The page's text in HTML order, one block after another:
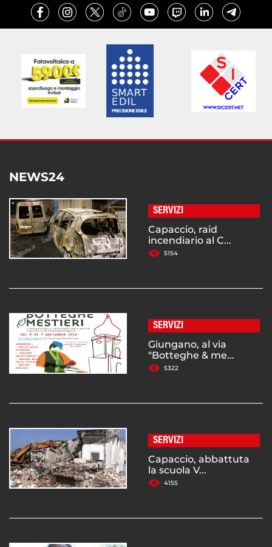
NEWS24
SERVIZI
Capaccio, raid
incendiario al C...
5154
SERVIZI
Giungano, al via
"Botteghe & me...
5322
SERVIZI
Capaccio, abbattuta
la scuola V...
4155